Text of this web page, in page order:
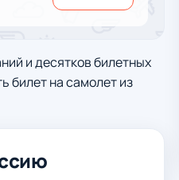
и десятков билетных
билет на самолет из